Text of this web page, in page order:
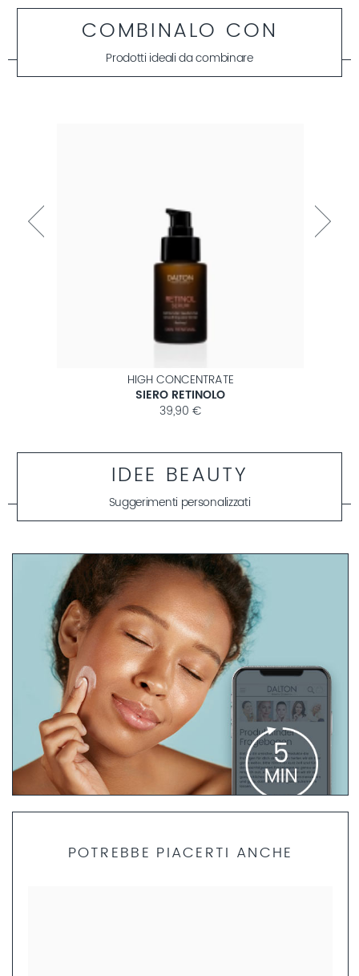
COMBINALO CON
Prodotti ideali da combinare
HIGH CONCENTRATE
SIERO RETINOLO
39,90 €
IDEE BEAUTY
Suggerimenti personalizzati
QUESTIONARIO PER L’ANALISI DELLA PELLE
Dedica 5 minuti per compilare il nostro questionario
POTREBBE PIACERTI ANCHE